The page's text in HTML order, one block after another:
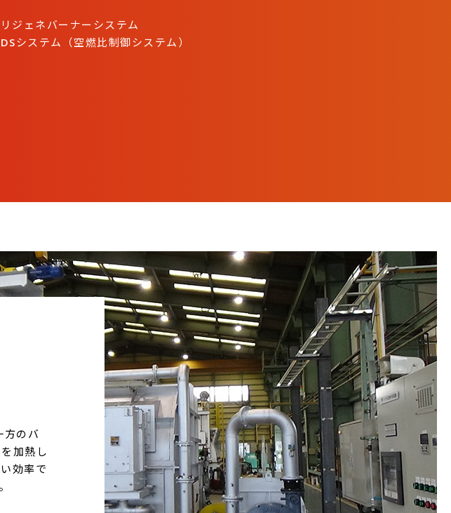
ジェネバーナーシステム
システム（空燃比制御システム）
方のバ
加熱し
効率で
。